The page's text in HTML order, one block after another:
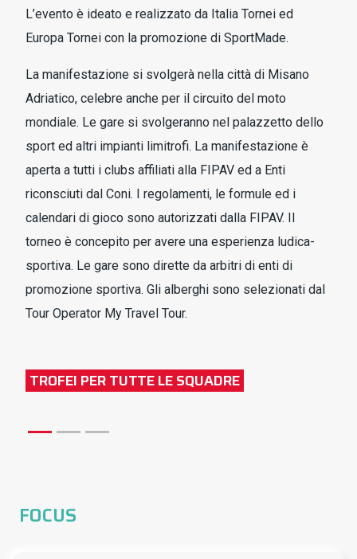
L’evento è ideato e realizzato da Italia Tornei ed
Europa Tornei con la promozione di SportMade.
La manifestazione si svolgerà nella città di Misano
Adriatico, celebre anche per il circuito del moto
mondiale. Le gare si svolgeranno nel palazzetto dello
sport ed altri impianti limitrofi. La manifestazione è
aperta a tutti i clubs affiliati alla FIPAV ed a Enti
riconsciuti dal Coni. I regolamenti, le formule ed i
calendari di gioco sono autorizzati dalla FIPAV. Il
torneo è concepito per avere una esperienza ludica-
sportiva. Le gare sono dirette da arbitri di enti di
promozione sportiva. Gli alberghi sono selezionati dal
Tour Operator My Travel Tour.
TROFEI PER TUTTE LE SQUADRE
FOCUS